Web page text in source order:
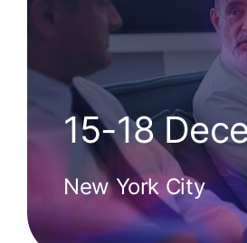
15-18
New York City